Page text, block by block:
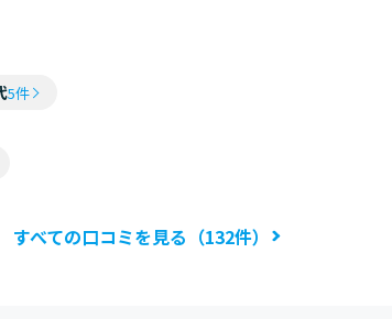
5件
すべての口コミを見る（132件）